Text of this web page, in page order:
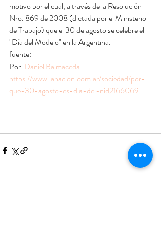
motivo por el cual, a través de la Resolución
Nro. 869 de 2008 (dictada por el Ministerio
de Trabajo) que el 30 de agosto se celebre el
"Día del Modelo" en la Argentina.
fuente:
Por: Daniel Balmaceda
https://www.lanacion.com.ar/sociedad/por-
que-30-agosto-es-dia-del-nid2166069